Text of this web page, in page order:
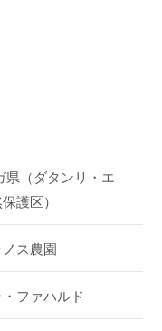
県（ダタンリ・エ
護区）
ス農園
ファハルド